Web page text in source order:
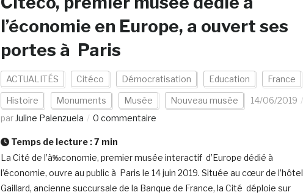
l’économie en Europe, a ouvert ses
portes à Paris
ACTUALITÉS Citéco Démocratisation Education France
Histoire Monuments Musée Nouveau musée
14/06/2019
par Juline Palenzuela 0 commentaire
Temps de lecture :7 min
La Cité de l’à‰conomie, premier musée interactif d’Europe dédié à
l’économie, ouvre au public à Paris le 14 juin 2019. Située au cœur de l’hôtel
Gaillard, ancienne succursale de la Banque de France, la Cité déploie sur